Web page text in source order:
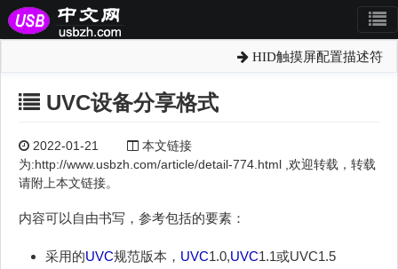
HID触摸屏配置描述符
UVC设备分享格式
2022-01-21
本文链接
为:http://www.usbzh.com/article/detail-774.html ,欢迎转载，转载
请附上本文链接。
内容可以自由书写，参考包括的要素：
采用的UVC规范版本， UVC1.0,UVC1.1或UVC1.5